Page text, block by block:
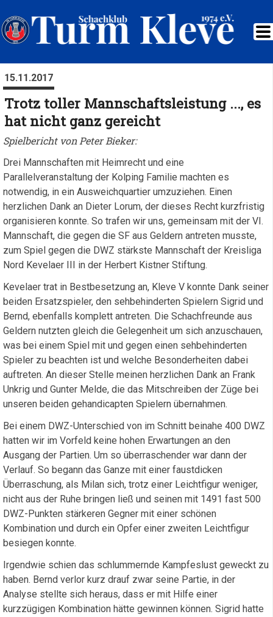
15.11.2017
Trotz toller Mannschaftsleistung ..., es
hat nicht ganz gereicht
Spielbericht von Peter Bieker:
Drei Mannschaften mit Heimrecht und eine
Parallelveranstaltung der Kolping Familie machten es
notwendig, in ein Ausweichquartier umzuziehen. Einen
herzlichen Dank an Dieter Lorum, der dieses Recht kurzfristig
organisieren konnte. So trafen wir uns, gemeinsam mit der VI.
Mannschaft, die gegen die SF aus Geldern antreten musste,
zum Spiel gegen die DWZ stärkste Mannschaft der Kreisliga
Nord Kevelaer III in der Herbert Kistner Stiftung.
Kevelaer trat in Bestbesetzung an, Kleve V konnte Dank seiner
beiden Ersatzspieler, den sehbehinderten Spielern Sigrid und
Bernd, ebenfalls komplett antreten. Die Schachfreunde aus
Geldern nutzten gleich die Gelegenheit um sich anzuschauen,
was bei einem Spiel mit und gegen einen sehbehinderten
Spieler zu beachten ist und welche Besonderheiten dabei
auftreten. An dieser Stelle meinen herzlichen Dank an Frank
Unkrig und Gunter Melde, die das Mitschreiben der Züge bei
unseren beiden gehandicapten Spielern übernahmen.
Bei einem DWZ-Unterschied von im Schnitt beinahe 400 DWZ
hatten wir im Vorfeld keine hohen Erwartungen an den
Ausgang der Partien. Um so überraschender war dann der
Verlauf. So begann das Ganze mit einer faustdicken
Überraschung, als Milan sich, trotz einer Leichtfigur weniger,
nicht aus der Ruhe bringen ließ und seinen mit 1491 fast 500
DWZ-Punkten stärkeren Gegner mit einer schönen
Kombination und durch ein Opfer einer zweiten Leichtfigur
besiegen konnte.
Irgendwie schien das schlummernde Kampfeslust geweckt zu
haben. Bernd verlor kurz drauf zwar seine Partie, in der
Analyse stellte sich heraus, dass er mit Hilfe einer
kurzzügigen Kombination hätte gewinnen können. Sigrid hatte